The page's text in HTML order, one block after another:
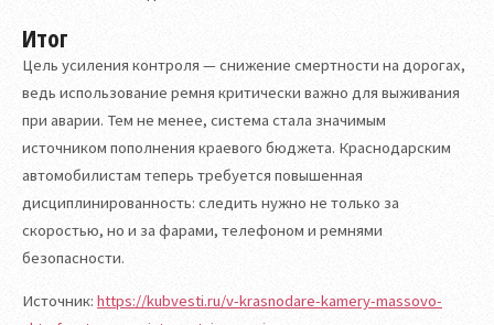
Итог
Цель усиления контроля — снижение смертности на дорогах,
ведь использование ремня критически важно для выживания
при аварии. Тем не менее, система стала значимым
источником пополнения краевого бюджета. Краснодарским
автомобилистам теперь требуется повышенная
дисциплинированность: следить нужно не только за
скоростью, но и за фарами, телефоном и ремнями
безопасности.
Источник: https://kubvesti.ru/v-krasnodare-kamery-massovo-